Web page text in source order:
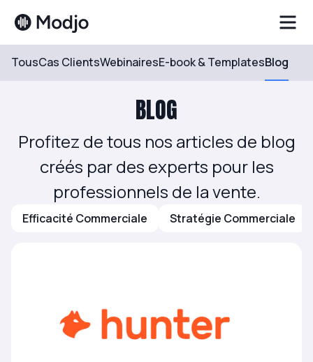
TousCas ClientsWebinairesE-book & TemplatesBlog
BLOG
Profitez de tous nos articles de blog
créés par des experts pour les
professionnels de la vente.
Efficacité Commerciale Stratégie Commerciale